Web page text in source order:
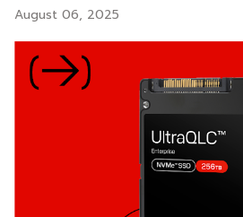
August 06, 2025